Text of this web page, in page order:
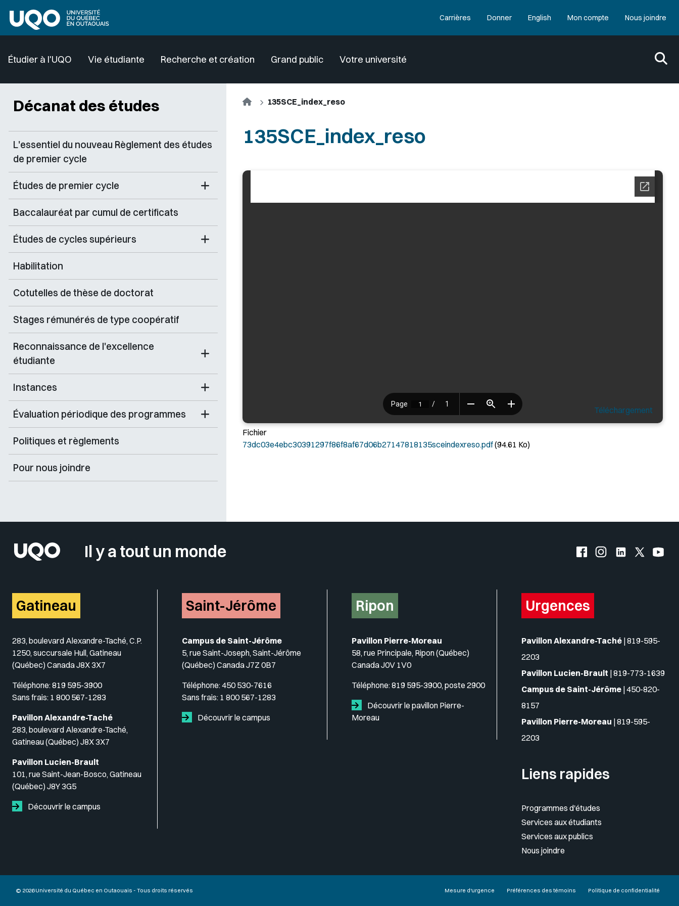
Carrières Donner English Mon compte Nous joindre
Étudier à l'UQO Vie étudiante Recherche et création Grand public Votre université
Décanat des études
L'essentiel du nouveau Règlement des études
de premier cycle
Études de premier cycle
Baccalauréat par cumul de certificats
Études de cycles supérieurs
Habilitation
Cotutelles de thèse de doctorat
Stages rémunérés de type coopératif
Reconnaissance de l'excellence
étudiante
Instances
Évaluation périodique des programmes
Politiques et règlements
Pour nous joindre
Accueil135SCE_index_reso
135SCE_index_reso
Téléchargement
Fichier
73dc03e4ebc30391297f86f8af67d06b27147818135sceindexreso.pdf(94.61 Ko)
Il y a tout un monde Facebook de l'UQO
Instagram de l'UQO
LinkedIn de
X
Gatineau
283, boulevard Alexandre-Taché, C.P.
1250, succursale Hull, Gatineau
(Québec) Canada J8X 3X7
Téléphone:819 595-3900
Sans frais: 1 800 567-1283
Pavillon Alexandre-Taché
283, boulevard Alexandre-Taché,
Gatineau (Québec) J8X 3X7
Pavillon Lucien-Brault
101, rue Saint-Jean-Bosco, Gatineau
(Québec) J8Y 3G5
Découvrir le campus
Saint-Jérôme
Campus de Saint-Jérôme
5, rue Saint-Joseph, Saint-Jérôme
(Québec) Canada J7Z 0B7
Téléphone:450 530-7616
Sans frais: 1 800 567-1283
Découvrir le campus
Ripon
Pavillon Pierre-Moreau
58, rue Principale, Ripon (Québec)
Canada J0V 1V0
Téléphone:819 595-3900, poste 2900
Découvrir le pavillon Pierre-
Moreau
Urgences
Pavillon Alexandre-Taché |819-595-
2203
Pavillon Lucien-Brault |819-773-1639
Campus de Saint-Jérôme |450-820-
8157
Pavillon Pierre-Moreau |819-595-
2203
Liens rapides
Programmes d'études
Services aux étudiants
Services aux publics
Nous joindre
© 2026 Université du Québec en Outaouais - Tous droits réservés Mesure d'urgence Préférences des témoins Politique de confidentialité